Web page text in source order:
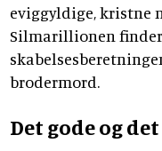
eviggyldige, kristne
Silmarillionen
brodermord.
Det gode og